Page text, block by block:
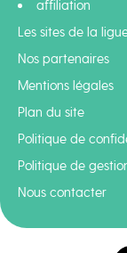
affiliation
Les sites de la
Nos partenaires
Mentions légales
Plan du site
Politique de
Politique de
Nous contacter